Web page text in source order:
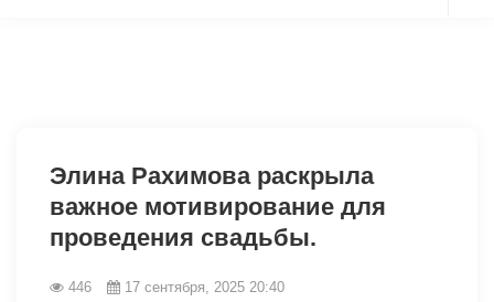
Элина Рахимова раскрыла
важное мотивирование для
проведения свадьбы.
446 17 сентября, 2025 20:40